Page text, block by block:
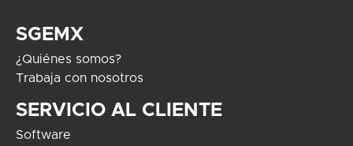
SGEMX
¿Quiénes somos?
Trabaja con nosotros
SERVICIO AL CLIENTE
Software